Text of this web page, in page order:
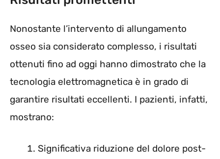
Nonostante l’intervento di allungamento
osseo sia considerato complesso, i risultati
ottenuti fino ad oggi hanno dimostrato che la
tecnologia elettromagnetica è in grado di
garantire risultati eccellenti. I pazienti, infatti,
mostrano:
Significativa riduzione del dolore post-